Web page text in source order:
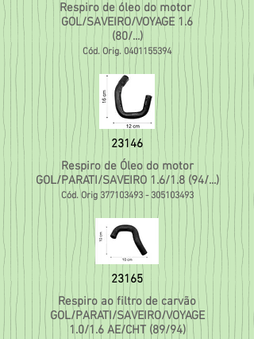
Respiro de óleo do motor
GOL/SAVEIRO/VOYAGE 1.6
(80/...)
Cód. Orig. 0401155394
23146
Respiro de Óleo do motor
GOL/PARATI/SAVEIRO 1.6/1.8 (94/...)
Cód. Orig 377103493- 305103493
23165
Respiro ao filtro de carvão
GOL/PARATI/SAVEIRO/VOYAGE
1.0/1.6 AE/CHT (89/94)